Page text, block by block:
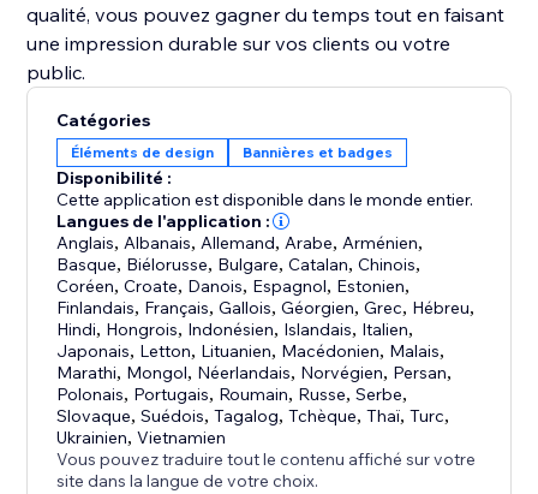
qualité, vous pouvez gagner du temps tout en faisant
une impression durable sur vos clients ou votre
public.
Catégories
Éléments de design Bannières et badges
Disponibilité :
Cette application est disponible dans le monde entier.
Langues de l'application :
Anglais, Albanais, Allemand, Arabe, Arménien,
Basque, Biélorusse, Bulgare,Catalan,Chinois,
Coréen,Croate, Danois, Espagnol, Estonien,
Finlandais, Français,Gallois,Géorgien,Grec, Hébreu,
Hindi, Hongrois, Indonésien, Islandais, Italien,
Japonais, Letton, Lituanien, Macédonien, Malais,
Marathi, Mongol, Néerlandais, Norvégien, Persan,
Polonais, Portugais, Roumain, Russe,Serbe,
Slovaque,Suédois,Tagalog,Tchèque,Thaï,Turc,
Ukrainien,Vietnamien
Vous pouvez traduire tout le contenu affiché sur votre
site dans la langue de votre choix.